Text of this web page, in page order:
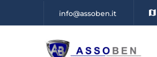
info@assoben.it